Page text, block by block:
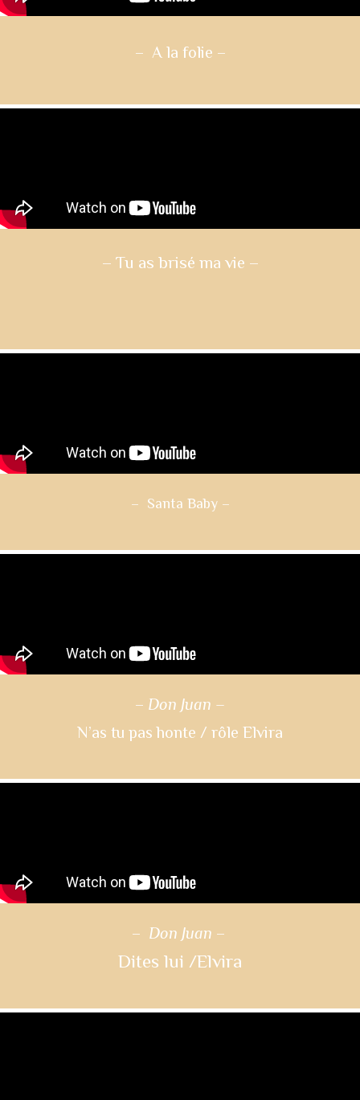
– A la folie –
– Tu as brisé ma vie –
– Santa Baby–
– Don Juan –
N’as tu pas honte / rôle Elvira
– Don Juan –
Dites lui /Elvira